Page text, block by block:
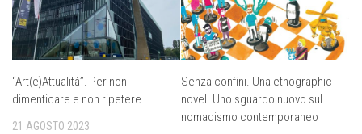
“Art(e)Attualità”. Per non
dimenticare e non ripetere
21 AGOSTO 2023
Senza confini. Una etnographic
novel. Uno sguardo nuovo sul
nomadismo contemporaneo